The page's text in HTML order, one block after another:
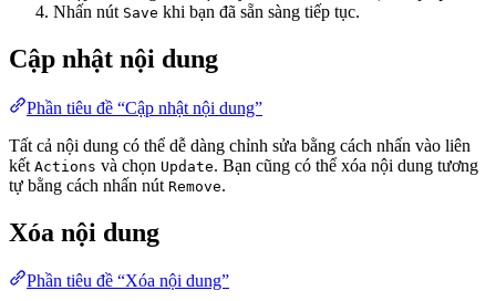
Nhấn nút Save khi bạn đã sẵn sàng tiếp tục.
Cập nhật nội dung
Phần tiêu đề “Cập nhật nội dung”
Tất cả nội dung có thể dễ dàng chỉnh sửa bằng cách nhấn vào liên
kết Actions và chọn Update. Bạn cũng có thể xóa nội dung tương
tự bằng cách nhấn nút Remove.
Xóa nội dung
Phần tiêu đề “Xóa nội dung”